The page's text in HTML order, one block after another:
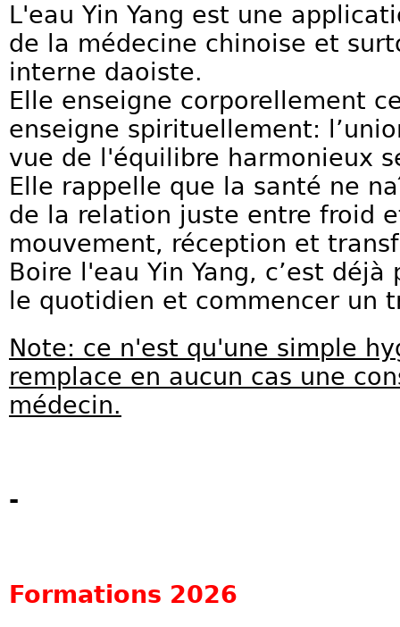
L'eau Yin Yang est une
de la médecine chinoise et
interne daoiste.
Elle enseigne corporellement
enseigne spirituellement:
vue de l'équilibre harmonieux
Elle rappelle que la santé ne
de la relation juste entre froid
mouvement, réception et
Boire l'eau Yin Yang, c’est
le quotidien et commencer un
Note: ce n'est qu'une simple
remplace en aucun cas une
médecin.
-
Formations 2026